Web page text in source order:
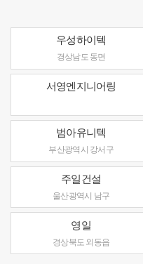
우성하이텍
경상남도 동면
서영엔지니어링
범아유니텍
부산광역시 강서구
주일건설
울산광역시 남구
영일
경상북도 외동읍